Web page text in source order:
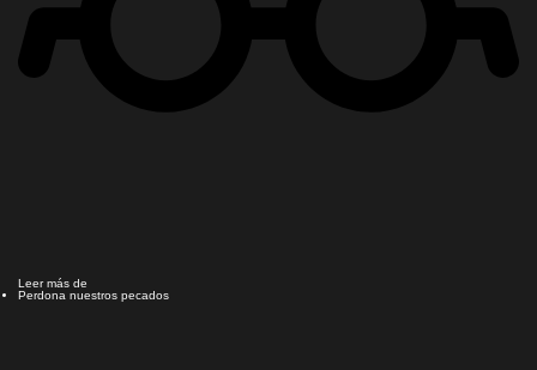
Leer más de
Perdona nuestros pecados